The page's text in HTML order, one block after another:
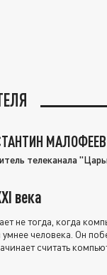
МАЛОФЕЕВ
телеканала
века
не тогда, когда
умнее человека. Он
считать